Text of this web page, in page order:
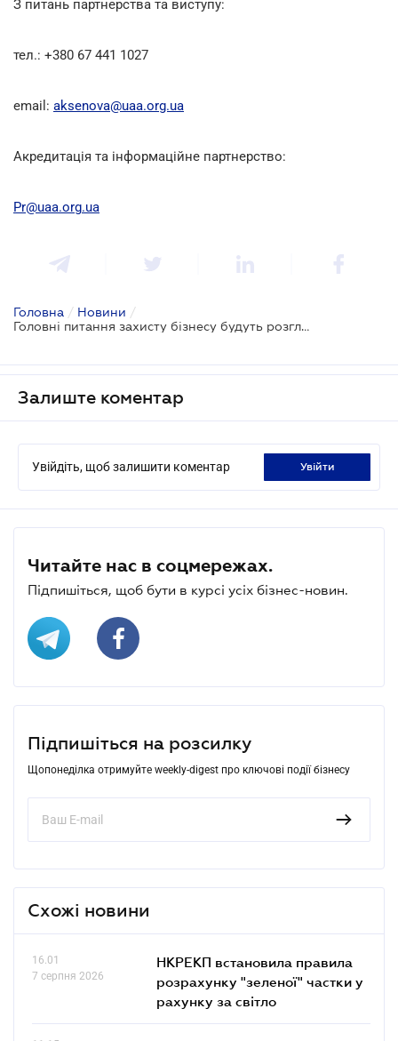
З питань партнерства та виступу:
тел.: +380 67 441 1027
email: aksenova@uaa.org.ua
Акредитація та інформаційне партнерство:
Pr@uaa.org.ua
Головна / Новини /
Головні питання захисту бізнесу будуть розглянуті на BUSINESS PROTECTION 2021 - A2B FORUM
Залиште коментар
Увійдіть, щоб залишити коментар увійти
Читайте нас в соцмережах.
Підпишіться, щоб бути в курсі усіх бізнес-новин.
Підпишіться на розсилку
Щопонеділка отримуйте weekly-digest про ключові події бізнесу
Схожі новини
16.01
7 серпня 2026
НКРЕКП встановила правила
розрахунку "зеленої" частки у
рахунку за світло